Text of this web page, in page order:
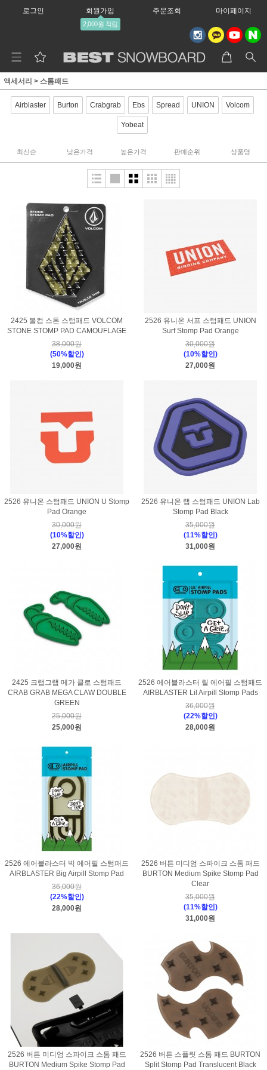
로그인 회원가입
2,000원 적립
주문조회 마이페이지
액세서리 > 스톰패드
Airblaster Burton Crabgrab Ebs Spread UNION Volcom
Yobeat
최신순 낮은가격 높은가격 판매순위 상품명
2425 볼컴 스톤 스텀패드 VOLCOM
STONE STOMP PAD CAMOUFLAGE
38,000원
(50%할인)
19,000원
2526 유니온 서프 스텀패드 UNION
Surf Stomp Pad Orange
30,000원
(10%할인)
27,000원
2526 유니온 스텀패드 UNION U Stomp
Pad Orange
30,000원
(10%할인)
27,000원
2526 유니온 랩 스텀패드 UNION Lab
Stomp Pad Black
35,000원
(11%할인)
31,000원
2425 크랩그랩 메가 클로 스텀패드
CRAB GRAB MEGA CLAW DOUBLE
GREEN
25,000원
25,000원
2526 에어블라스터 릴 에어필 스텀패드
AIRBLASTER Lil Airpill Stomp Pads
36,000원
(22%할인)
28,000원
2526 에어블라스터 빅 에어필 스텀패드
AIRBLASTER Big Airpill Stomp Pad
36,000원
(22%할인)
28,000원
2526 버튼 미디엄 스파이크 스톰 패드
BURTON Medium Spike Stomp Pad
Clear
35,000원
(11%할인)
31,000원
2526 버튼 미디엄 스파이크 스톰 패드
BURTON Medium Spike Stomp Pad
2526 버튼 스플릿 스톰 패드 BURTON
Split Stomp Pad Translucent Black